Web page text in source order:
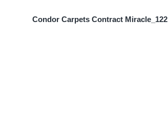
Condor Carpets Contract Miracle_122